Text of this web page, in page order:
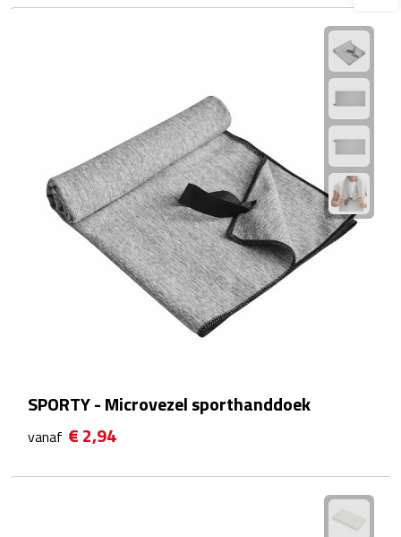
Waterflessen
Drinkglazen
Glazen & karaffen
Dubbelwandige glazen
SPORTY - Microvezel sporthanddoek
vanaf € 2,94